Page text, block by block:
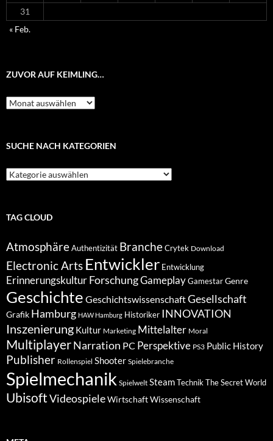
31
« Feb.
ZUVOR AUF KEIMLING…
Zuvor
auf
SUCHE NACH KATEGORIEN
Suche
nach
TAG CLOUD
Atmosphäre Authentizität Branche Crytek Download
Electronic Arts Entwickler Entwicklung
Erinnerungskultur ForschungGameplay Gamestar Genre
Geschichte GeschichtswissenschaftGesellschaft
Grafik Hamburg HAW Hamburg Historiker INNOVATION
Inszenierung Kultur Marketing Mittelalter Moral
MultiplayerNarration PC Perspektive PS3 Public History
Publisher Rollenspiel Shooter Spielebranche
Spielmechanik Spielwelt Steam Technik The Secret World
UbisoftVideospieleWirtschaftWissenschaft